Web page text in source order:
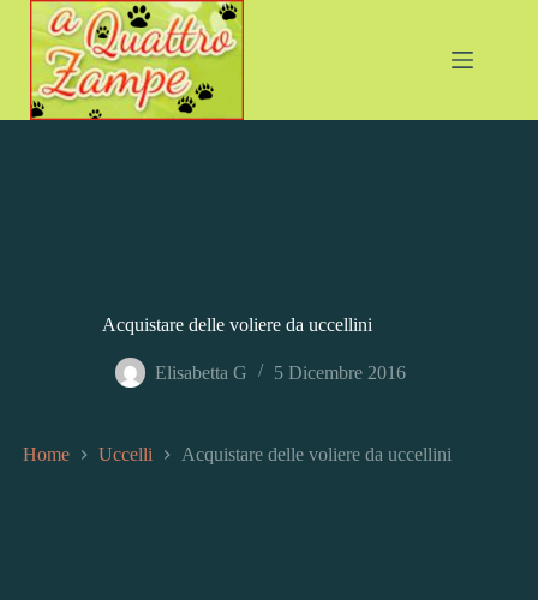
Salta
contenuto
Acquistare delle voliere da uccellini
Elisabetta G 5 Dicembre 2016
Home Uccelli Acquistare delle voliere da uccellini